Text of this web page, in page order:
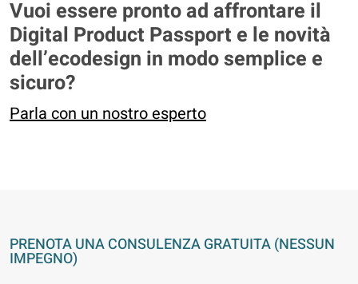
Vuoi essere pronto ad affrontare il
Digital Product Passport e le novità
dell’ecodesign in modo semplice e
sicuro?
Parla con un nostro esperto
PRENOTA UNA CONSULENZA GRATUITA (NESSUN
IMPEGNO)